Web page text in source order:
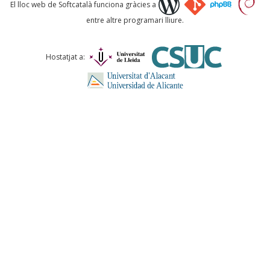
Comentari *
El lloc web de Softcatalà funciona gràcies a
entre altre programari lliure.
Hostatjat a: